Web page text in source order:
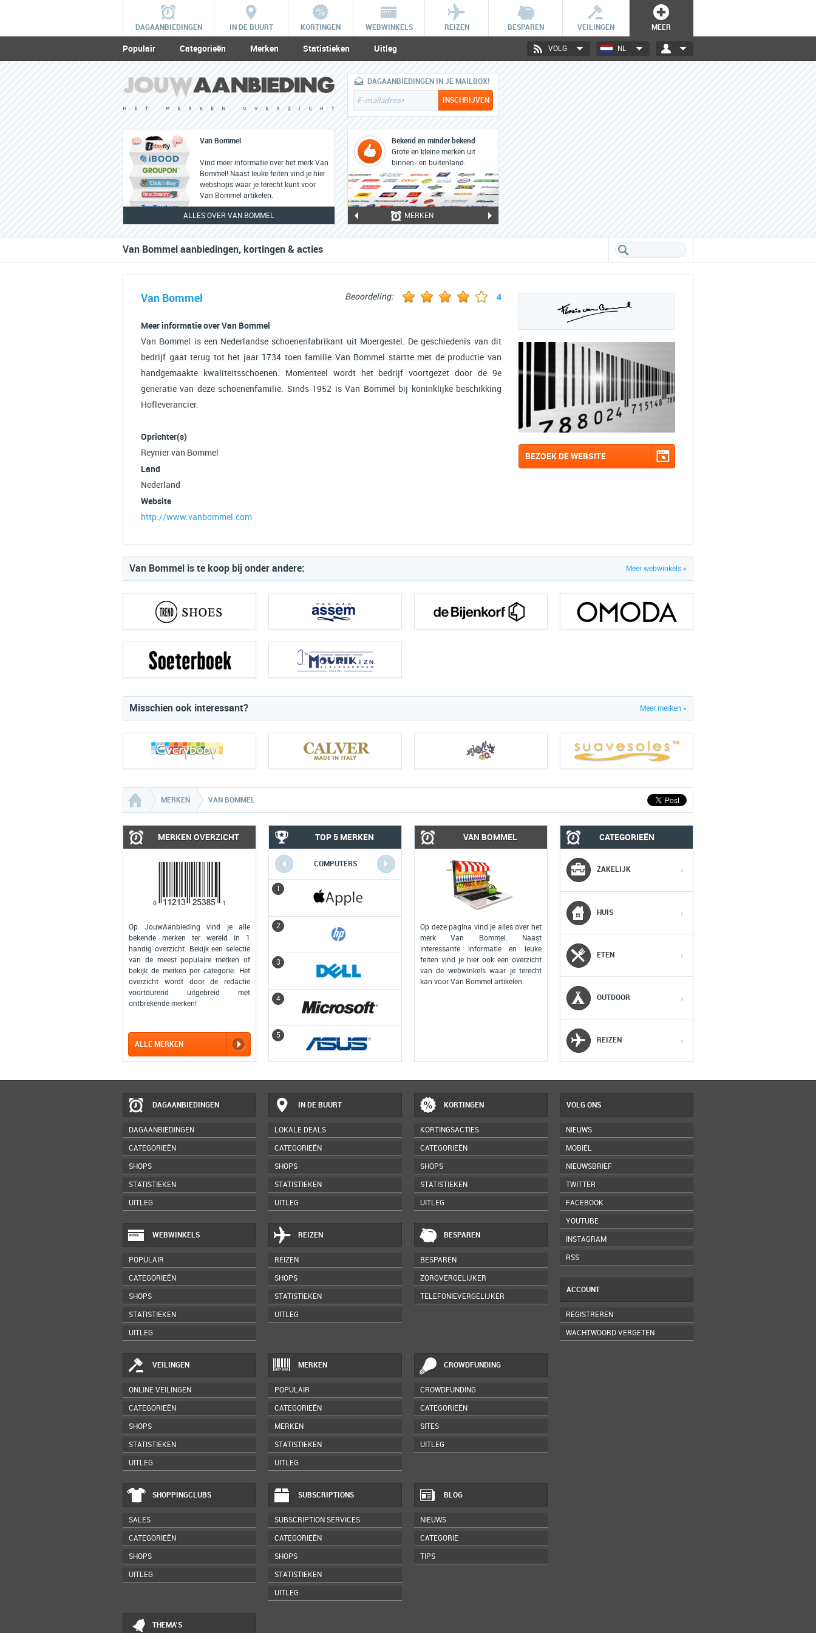
DAGAANBIEDINGEN IN DE BUURT KORTINGEN WEBWINKELS REIZEN BESPAREN VEILINGEN MEER
Populair Categorieën Merken Statistieken Uitleg NL
VOLG
Van Bommel
Vind meer informatie over het merk Van
Bommel! Naast leuke feiten vind je hier
webshops waar je terecht kunt voor
Van Bommel artikelen.
ALLES OVER VAN BOMMEL
DAGAANBIEDINGEN IN JE MAILBOX!
Bekend én minder bekend
Grote en kleine merken uit
binnen- en buitenland.
MERKEN
Van Bommel aanbiedingen, kortingen & acties
Van Bommel Beoordeling: 4
Meer informatie over Van Bommel
Van Bommel is een Nederlandse schoenenfabrikant uit Moergestel. De geschiedenis van dit
bedrijf gaat terug tot het jaar 1734 toen familie Van Bommel startte met de productie van
handgemaakte kwaliteitsschoenen. Momenteel wordt het bedrijf voortgezet door de 9e
generatie van deze schoenenfamilie. Sinds 1952 is Van Bommel bij koninklijke beschikking
Hofleverancier.
Oprichter(s)
Reynier van Bommel
Land
Nederland
Website
http://www.vanbommel.com
BEZOEK DE WEBSITE
Meer webwinkels »
Van Bommel is te koop bij onder andere:
Meer merken »
Misschien ook interessant?
MERKEN VAN BOMMEL
MERKEN OVERZICHT
Op JouwAanbieding vind je alle
bekende merken ter wereld in 1
handig overzicht. Bekijk een selectie
van de meest populaire merken of
bekijk de merken per categorie. Het
overzicht wordt door de redactie
voortdurend uitgebreid met
ontbrekende merken!
ALLE MERKEN
TOP 5 MERKEN
COMPUTERS
1
2
3
4
5
MOBIEL MEDIA
2
3
VAN BOMMEL
Op deze pagina vind je alles over het
merk Van Bommel. Naast
interessante informatie en leuke
feiten vind je hier ook een overzicht
van de webwinkels waar je terecht
kan voor Van Bommel artikelen.
CATEGORIEËN
ZAKELIJK ›
HUIS ›
ETEN ›
OUTDOOR ›
REIZEN ›
DAGAANBIEDINGEN
DAGAANBIEDINGEN
CATEGORIEËN
SHOPS
STATISTIEKEN
UITLEG
IN DE BUURT
LOKALE DEALS
CATEGORIEËN
SHOPS
STATISTIEKEN
UITLEG
KORTINGEN
KORTINGSACTIES
CATEGORIEËN
SHOPS
STATISTIEKEN
UITLEG
WEBWINKELS
POPULAIR
CATEGORIEËN
SHOPS
STATISTIEKEN
UITLEG
REIZEN
REIZEN
SHOPS
STATISTIEKEN
UITLEG
BESPAREN
BESPAREN
ZORGVERGELIJKER
TELEFONIEVERGELIJKER
VEILINGEN
ONLINE VEILINGEN
CATEGORIEËN
SHOPS
STATISTIEKEN
UITLEG
MERKEN
POPULAIR
CATEGORIEËN
MERKEN
STATISTIEKEN
UITLEG
CROWDFUNDING
CROWDFUNDING
CATEGORIEËN
SITES
UITLEG
SHOPPINGCLUBS
SALES
CATEGORIEËN
SHOPS
UITLEG
SUBSCRIPTIONS
SUBSCRIPTION SERVICES
CATEGORIEËN
SHOPS
STATISTIEKEN
UITLEG
BLOG
NIEUWS
CATEGORIE
TIPS
THEMA'S
VOLG ONS
NIEUWS
MOBIEL
NIEUWSBRIEF
TWITTER
FACEBOOK
YOUTUBE
INSTAGRAM
RSS
ACCOUNT
REGISTREREN
WACHTWOORD VERGETEN